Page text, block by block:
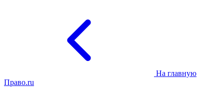
На главную
Право.ru